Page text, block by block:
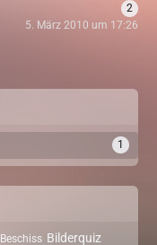
2
5. März 2010 um 17:26
1
Beschiss Bilderquiz